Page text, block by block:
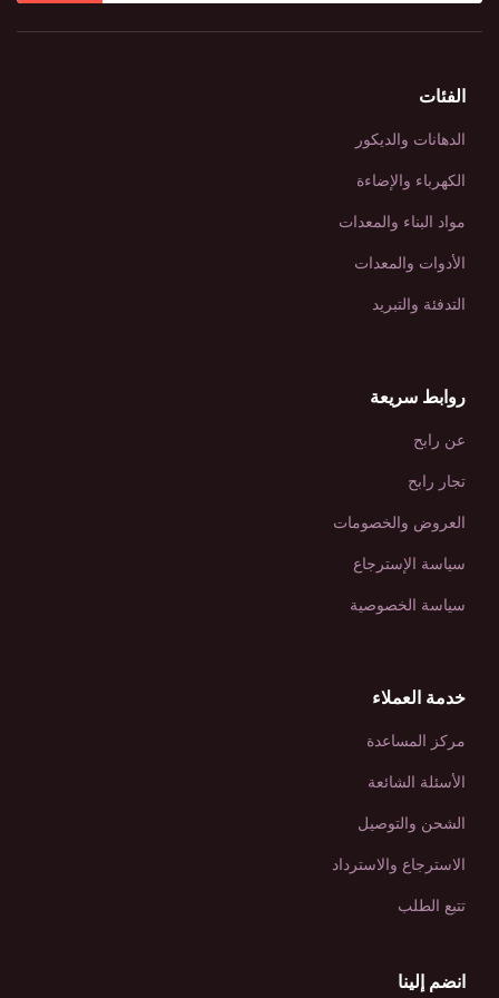
الفئات
الدهانات والديكور
الكهرباء والإضاءة
مواد البناء والمعدات
الأدوات والمعدات
التدفئة والتبريد
روابط سريعة
عن رابح
تجار رابح
العروض والخصومات
سياسة الإسترجاع
سياسة الخصوصية
خدمة العملاء
مركز المساعدة
الأسئلة الشائعة
الشحن والتوصيل
الاسترجاع والاسترداد
تتبع الطلب
انضم إلينا